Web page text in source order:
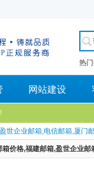
热
网站建设
世企业邮箱,电信邮箱,厦
箱价格,福建邮箱,盈世企业